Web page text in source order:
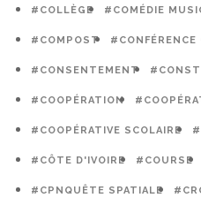
#COLLÈGE #COMÉDIE
#COMPOST #CONFÉRENCE
#CONSENTEMENT
#COOPÉRATION
#COOPÉRATIVE SCOLAIRE
#CÔTE D'IVOIRE #COURSE
#CPNQUÊTE SPATIALE